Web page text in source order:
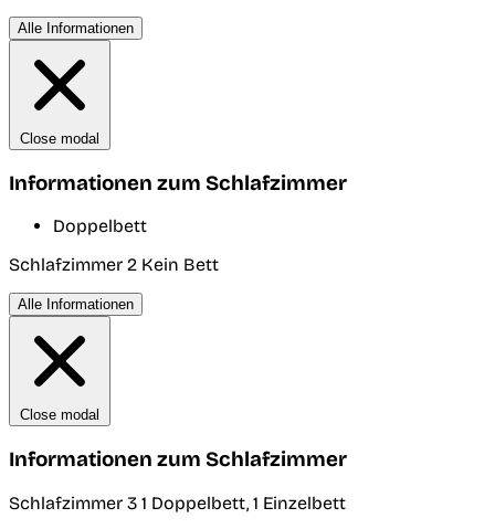
Alle Informationen
Close modal
Informationen zum Schlafzimmer
Doppelbett
Schlafzimmer 2 Kein Bett
Alle Informationen
Close modal
Informationen zum Schlafzimmer
Schlafzimmer 3 1 Doppelbett, 1 Einzelbett